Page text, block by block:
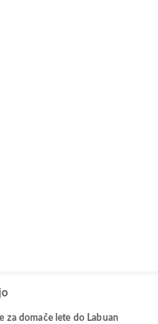
za domače lete do Labuan